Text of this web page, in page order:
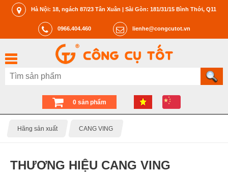
Hà Nội: 18, ngách 87/23 Tân Xuân | Sài Gòn: 181/31/15 Bình Thới, Q11
0966.404.460 lienhe@congcutot.vn
0 sản phẩm
Hãng sản xuất CANG VING
THƯƠNG HIỆU CANG VING